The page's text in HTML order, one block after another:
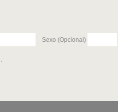
Sexo (Opcional)
.